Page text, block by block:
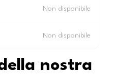
Non disponibile
Non disponibile
nostra